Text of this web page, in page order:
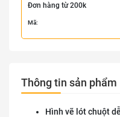
Đơn hàng từ 200k
Mã:
Thông tin sản phẩm
Hình vẽ lót chuột